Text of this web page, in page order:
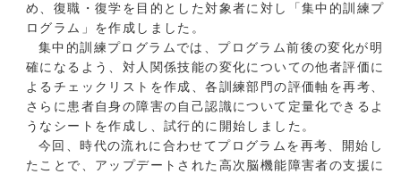
め、復職・復学を目的とした対象者に対し「集中的訓練プ
ログラム」を作成しました。
集中的訓練プログラムでは、プログラム前後の変化が明
確になるよう、対人関係技能の変化についての他者評価に
よるチェックリストを作成、各訓練部門の評価軸を再考、
さらに患者自身の障害の自己認識について定量化できるよ
うなシートを作成し、試行的に開始しました。
今回、時代の流れに合わせてプログラムを再考、開始し
たことで、アップデートされた高次脳機能障害者の支援に